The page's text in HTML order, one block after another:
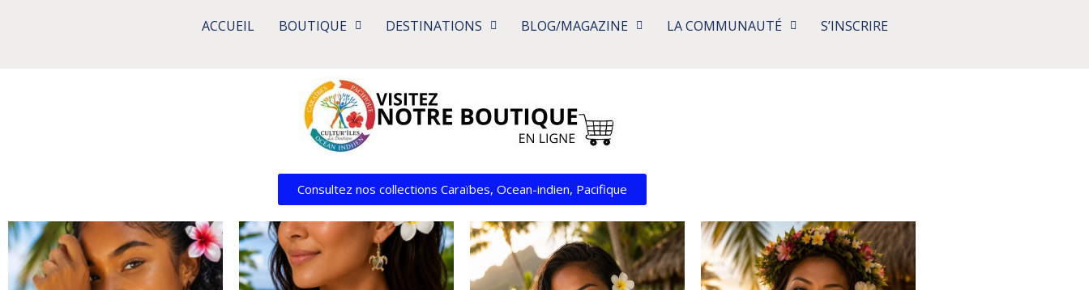
ACCUEIL BOUTIQUE DESTINATIONS BLOG/MAGAZINE LA COMMUNAUTÉ S’INSCRIRE
Consultez nos collections Caraïbes, Ocean-indien, Pacifique